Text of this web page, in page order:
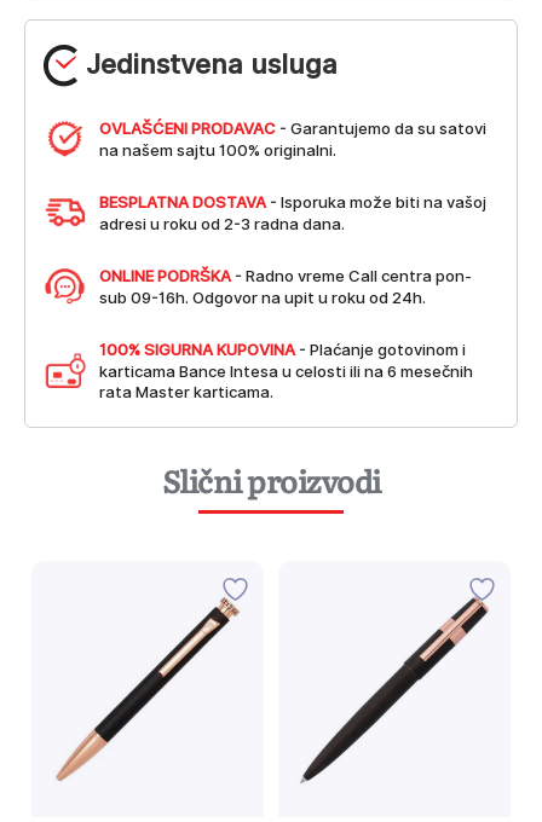
Jedinstvena usluga
OVLAŠĆENI PRODAVAC - Garantujemo da su satovi
na našem sajtu 100% originalni.
BESPLATNA DOSTAVA - Isporuka može biti na vašoj
adresi u roku od 2-3 radna dana.
ONLINE PODRŠKA - Radno vreme Call centra pon-
sub 09-16h. Odgovor na upit u roku od 24h.
100% SIGURNA KUPOVINA - Plaćanje gotovinom i
karticama Bance Intesa u celosti ili na 6 mesečnih
rata Master karticama.
Slični proizvodi